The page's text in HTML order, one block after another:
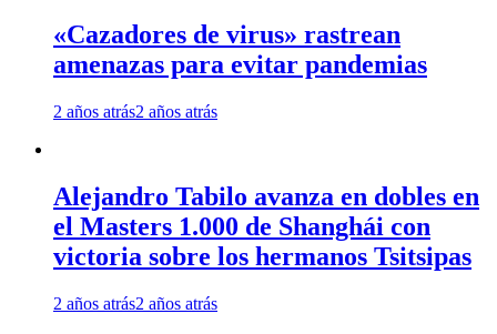
«Cazadores de virus» rastrean
amenazas para evitar pandemias
2 años atrás2 años atrás
Alejandro Tabilo avanza en dobles en
el Masters 1.000 de Shanghái con
victoria sobre los hermanos Tsitsipas
2 años atrás2 años atrás